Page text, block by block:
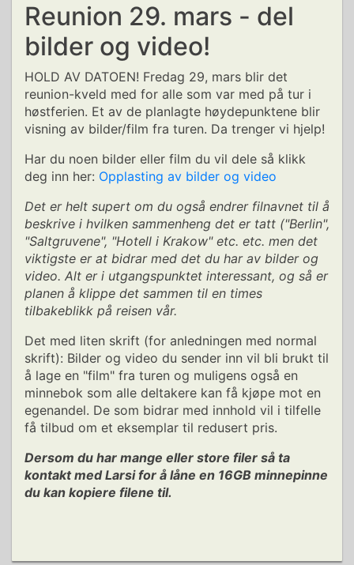
Reunion 29. mars - del
bilder og video!
HOLD AV DATOEN! Fredag 29, mars blir det
reunion-kveld med for alle som var med på tur i
høstferien. Et av de planlagte høydepunktene blir
visning av bilder/film fra turen. Da trenger vi hjelp!
Har du noen bilder eller film du vil dele så klikk
deg inn her: Opplasting av bilder og video
Det er helt supert om du også endrer filnavnet til å
beskrive i hvilken sammenheng det er tatt ("Berlin",
"Saltgruvene", "Hotell i Krakow" etc. etc. men det
viktigste er at bidrar med det du har av bilder og
video. Alt er i utgangspunktet interessant, og så er
planen å klippe det sammen til en times
tilbakeblikk på reisen vår.
Det med liten skrift (for anledningen med normal
skrift): Bilder og video du sender inn vil bli brukt til
å lage en "film" fra turen og muligens også en
minnebok som alle deltakere kan få kjøpe mot en
egenandel. De som bidrar med innhold vil i tilfelle
få tilbud om et eksemplar til redusert pris.
Dersom du har mange eller store filer så ta
kontakt med Larsi for å låne en 16GB minnepinne
du kan kopiere filene til.